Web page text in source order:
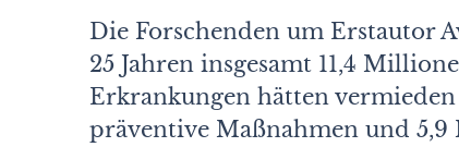
Die Forschenden um Erstautor
25 Jahren insgesamt 11,4
Erkrankungen hätten
präventive Maßnahmen und